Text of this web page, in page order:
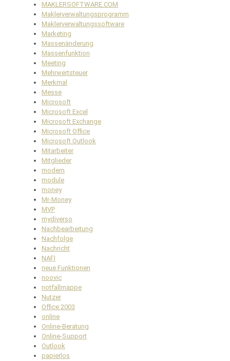
MAKLERSOFTWARE.COM
Maklerverwaltungsprogramm
Maklerverwaltungssoftware
Marketing
Massenänderung
Massenfunktion
Meeting
Mehrwertsteuer
Merkmal
Messe
Microsoft
Microsoft Excel
Microsoft Exchange
Microsoft Office
Microsoft Outlook
Mitarbeiter
Mitglieder
modern
module
money
Mr-Money
MVP
mydiverso
Nachbearbeitung
Nachfolge
Nachricht
NAFI
neue Funktionen
noovic
notfallmappe
Nutzer
Office 2003
online
Online-Beratung
Online-Support
Outlook
papierlos